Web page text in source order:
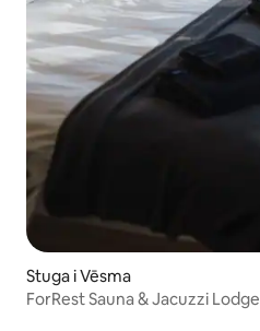
Stuga i Vēsma
ForRest Sauna & Jacuzzi Lodge